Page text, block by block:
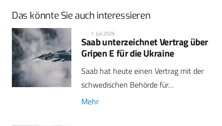
Das könnte Sie auch interessieren
1. Juli 2026
Saab unterzeichnet Vertrag über
Gripen E für die Ukraine
Saab hat heute einen Vertrag mit der
schwedischen Behörde für…
Mehr